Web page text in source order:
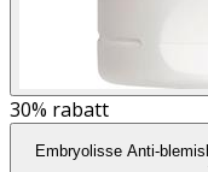
30% rabatt
Embryolisse Anti-